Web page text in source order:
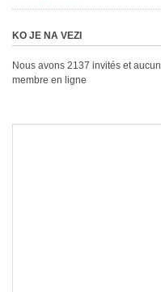
KO JE NA VEZI
Nous avons 2137 invités et aucun
membre en ligne